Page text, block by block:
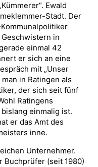
Ewald
Stadt. Der
in
einmal 42
er sich an eine
mit „Unser
in Ratingen als
der sich seit fünf
Ratingens
einmalig ist.
er das Amt des
inne.
Unternehmer.
(seit 1980)